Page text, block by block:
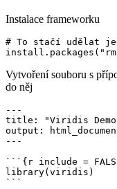
Instalace frameworku
# To stačí udělat
Vytvoření souboru s
do něj
---
title: "Viridis
output:
---
```{r include =
library(viridis)
```